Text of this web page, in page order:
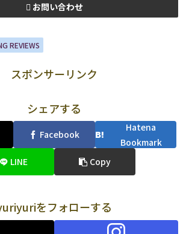
お問い合わせ
REVIEWS
スポンサーリンク
シェアする
Facebook
Hatena
Bookmark
LINE
Copy
をフォローする